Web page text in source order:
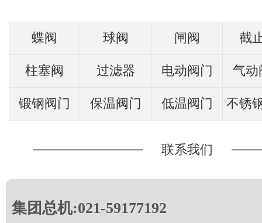
蝶阀 球阀 闸阀 截
柱塞阀 过滤器 电动阀门 气动
锻钢阀门 保温阀门 低温阀门 不锈
联系我们
集团总机:021-59177192